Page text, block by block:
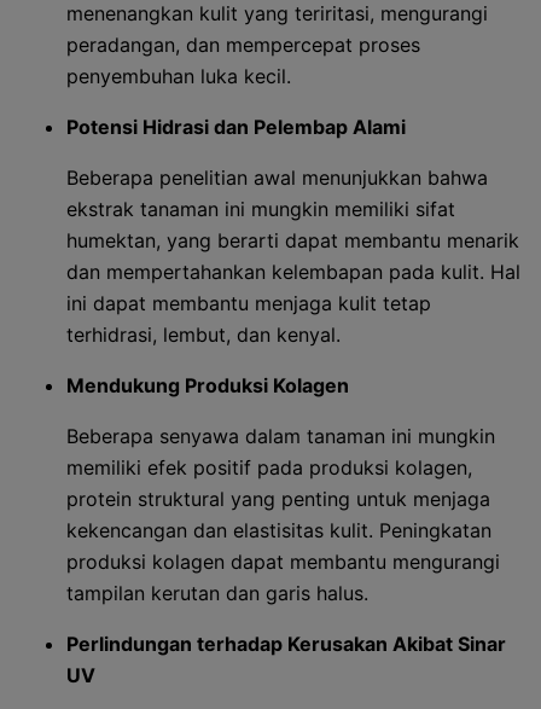
menenangkan kulit yang teriritasi, mengurangi
peradangan, dan mempercepat proses
penyembuhan luka kecil.
Potensi Hidrasi dan Pelembap Alami
Beberapa penelitian awal menunjukkan bahwa
ekstrak tanaman ini mungkin memiliki sifat
humektan, yang berarti dapat membantu menarik
dan mempertahankan kelembapan pada kulit. Hal
ini dapat membantu menjaga kulit tetap
terhidrasi, lembut, dan kenyal.
Mendukung Produksi Kolagen
Beberapa senyawa dalam tanaman ini mungkin
memiliki efek positif pada produksi kolagen,
protein struktural yang penting untuk menjaga
kekencangan dan elastisitas kulit. Peningkatan
produksi kolagen dapat membantu mengurangi
tampilan kerutan dan garis halus.
Perlindungan terhadap Kerusakan Akibat Sinar
UV